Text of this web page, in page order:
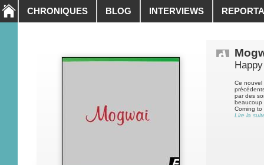
CHRONIQUES BLOG INTERVIEWS
Ce nouvel
par des
beaucoup
Coming to
Lire la